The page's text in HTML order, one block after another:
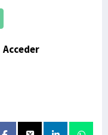
Acceder